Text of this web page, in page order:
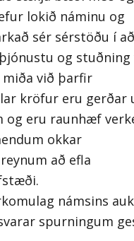
boðið upp á
á
og
lokið náminu og
sér sérstöðu í að
og stuðning
við þarfir
kröfur eru gerðar
eru raunhæf
okkar
að efla
námsins auk
spurningum